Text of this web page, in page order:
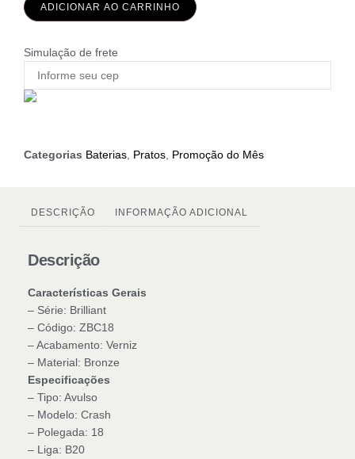
ADICIONAR AO CARRINHO
Simulação de frete
Categorias Baterias Pratos Promoção do Mês
DESCRIÇÃO INFORMAÇÃO ADICIONAL
Descrição
Características Gerais
– Série: Brilliant
– Código: ZBC18
– Acabamento: Verniz
– Material: Bronze
Especificações
– Tipo: Avulso
– Modelo: Crash
– Polegada: 18
– Liga: B20